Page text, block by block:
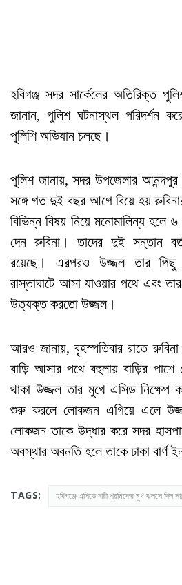
হবিগঞ্জ সদর সার্কেলের অতিরিক্ত
জানান, পুলিশ ঘটনাস্থল পরিদর্শন
পুলিশি অভিযান চলছে।
পুলিশ জানায়, সদর উপজেলার আনন্দপুর
সঙ্গে গত দুই বছর আগে বিয়ে হয়
বিভিন্ন বিষয় নিয়ে মনোমালিন্য
দেন রুবিনা। তাদের দুই সন্তান
রয়েছে। এরপরও উজ্জল তার পিছু
রাস্তাঘাটে আসা যাওয়ার পথে এবং
উত্যক্ত করতো উজ্জল।
আরও জানায়, বৃহস্পতিবার রাতে
বাড়ি আসার পথে বহুলায় বাড়ির
থাকা উজ্জল তার মুখে এসিড নিক্ষেপ
শুরু করলে লোকজন এগিয়ে এলে
লোকজন তাকে উদ্ধার করে সদর
অবস্থার অবনতি হলে তাকে ঢাকা বার্ণ
TAGS: হবিগঞ্জে এসিডে নারী শ্রমিকের মুখ ঝলসে দিল